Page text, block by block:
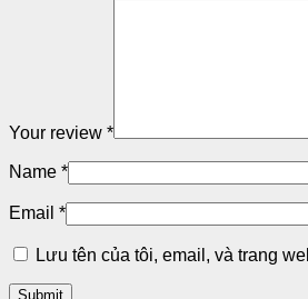
Your review *
Name *
Email *
Lưu tên của tôi, email, và trang